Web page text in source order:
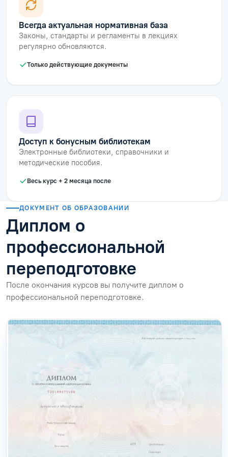
Всегда актуальная нормативная база
Законы, стандарты и регламенты в лекциях
регулярно обновляются.
Только действующие документы
Доступ к бонусным библиотекам
Электронные библиотеки, справочники и
методические пособия.
Весь курс + 2 месяца после
ДОКУМЕНТ ОБ ОБРАЗОВАНИИ
Диплом о
профессиональной
переподготовке
После окончания курсов вы получите диплом о
профессиональной переподготовке.